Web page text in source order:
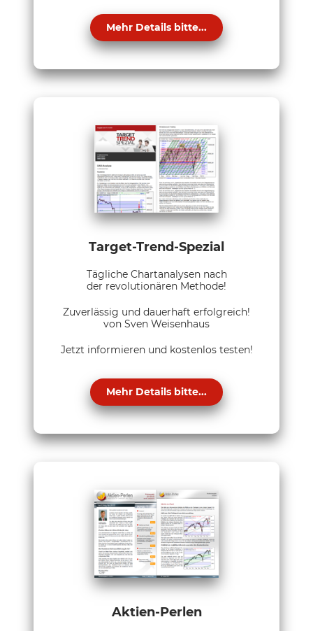
Mehr Details bitte...
Target-Trend-Spezial
Tägliche Chartanalysen nach
der revolutionären Methode!
Zuverlässig und dauerhaft erfolgreich!
von Sven Weisenhaus
Jetzt informieren und kostenlos testen!
Mehr Details bitte...
Aktien-Perlen